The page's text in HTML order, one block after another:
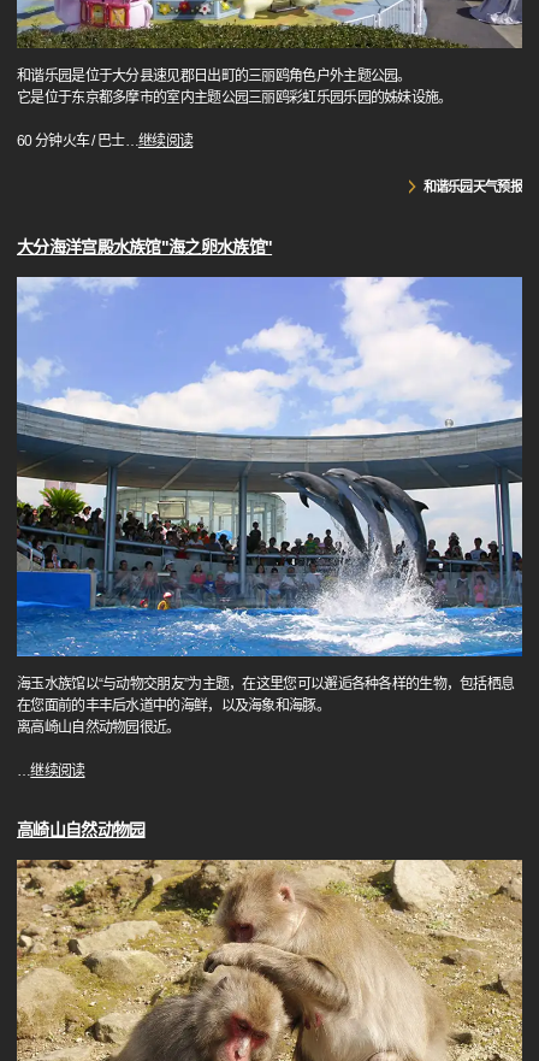
和谐乐园是位于大分县速见郡日出町的三丽鸥角色户外主题公园。
它是位于东京都多摩市的室内主题公园三丽鸥彩虹乐园乐园的姊妹设施。
60 分钟火车 / 巴士…继续阅读
和谐乐园天气预报
大分海洋宫殿水族馆"海之卵水族馆"
海玉水族馆以“与动物交朋友”为主题，在这里您可以邂逅各种各样的生物，包括栖息
在您面前的丰丰后水道中的海鲜，以及海象和海豚。
离高崎山自然动物园很近。
…继续阅读
高崎山自然动物园